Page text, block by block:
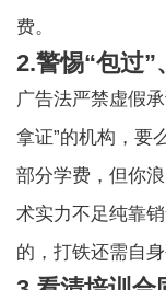
费。
2.警惕“包过”
广告法严禁虚假
拿证”的机构，要
部分学费，但你
术实力不足纯靠
的，打铁还需自身